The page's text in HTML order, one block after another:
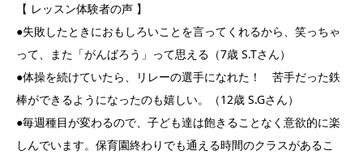
【 レッスン体験者の声 】
●失敗したときにおもしろいことを言ってくれるから、笑っちゃ
って、また「がんばろう」って思える（7歳 S.Tさん）
●体操を続けていたら、リレーの選手になれた！ 苦手だった鉄
棒ができるようになったのも嬉しい。（12歳 S.Gさん）
●毎週種目が変わるので、子ども達は飽きることなく意欲的に楽
しんでいます。保育園終わりでも通える時間のクラスがあるこ